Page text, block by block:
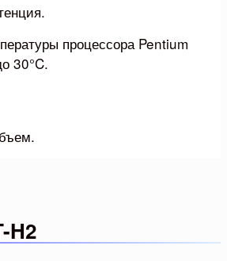
процессора Pentium
30°C.
H2